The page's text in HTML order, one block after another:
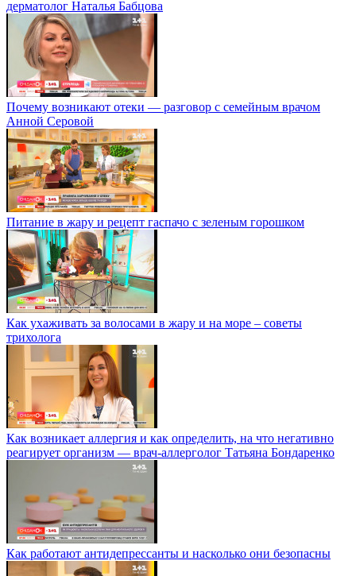
дерматолог Наталья Бабцова
Почему возникают отеки — разговор с семейным врачом
Анной Серовой
Питание в жару и рецепт гаспачо с зеленым горошком
Как ухаживать за волосами в жару и на море – советы
трихолога
Как возникает аллергия и как определить, на что негативно
реагирует организм — врач-аллерголог Татьяна Бондаренко
Как работают антидепрессанты и насколько они безопасны